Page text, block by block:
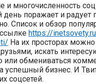
и многочисленность
день поражает и радует
Список и обзор
https://
На их просторах
искать
обмениваться
успешный бизнес. И
соцсетей.